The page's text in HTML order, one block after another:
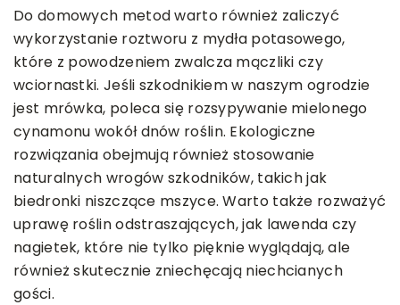
Do domowych metod warto również zaliczyć
wykorzystanie roztworu z mydła potasowego,
które z powodzeniem zwalcza mączliki czy
wciornastki. Jeśli szkodnikiem w naszym ogrodzie
jest mrówka, poleca się rozsypywanie mielonego
cynamonu wokół dnów roślin. Ekologiczne
rozwiązania obejmują również stosowanie
naturalnych wrogów szkodników, takich jak
biedronki niszczące mszyce. Warto także rozważyć
uprawę roślin odstraszających, jak lawenda czy
nagietek, które nie tylko pięknie wyglądają, ale
również skutecznie zniechęcają niechcianych
gości.